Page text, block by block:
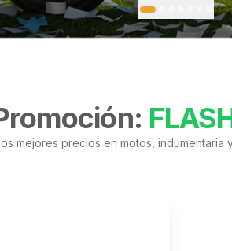
mejores precios en motos, indumentaria